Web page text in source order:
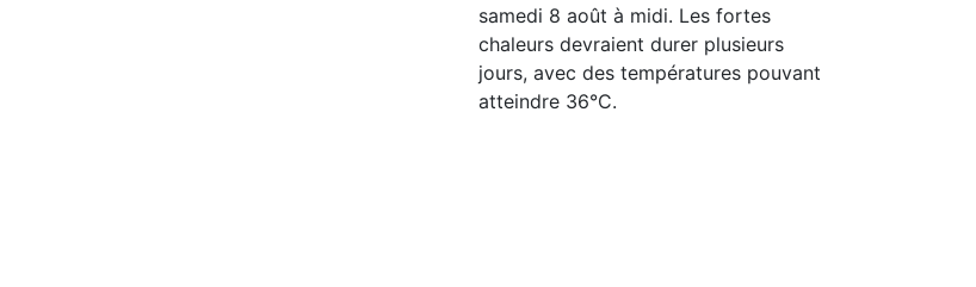
samedi 8 août à midi. Les fortes
chaleurs devraient durer plusieurs
jours, avec des températures pouvant
atteindre 36°C.